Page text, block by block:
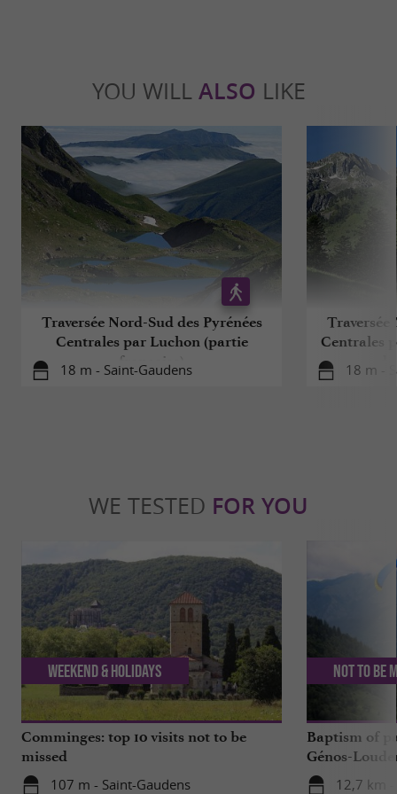
YOU WILL ALSO LIKE
Traversée Nord-Sud des Pyrénées
Centrales par Luchon (partie
française)
18 m - Saint-Gaudens
Traversée
Centrales
18 m -
WE TESTED FOR YOU
Comminges: top 10 visits not to be
missed
107 m - Saint-Gaudens
Weekend & Holidays
Baptism of
Génos-
live!
12,7 km -
Not to be